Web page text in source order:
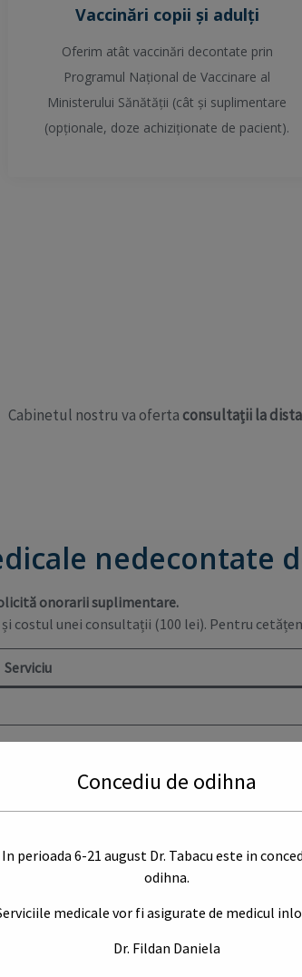
Vaccinări copii și adulți
Oferim atât vaccinări decontate prin
Programul Național de Vaccinare al
Ministerului Sănătății (cât și suplimentare
(opționale, doze achiziționate de pacient).
Cabinetul nostru va oferta consultații la
nedecontate
onorarii suplimentare.
costul unei consultații (100 lei). Pentru
Serviciu
/ neasigurati
până la orele 20
Concediu de odihna
In perioada 6-21 august Dr. Tabacu este in
odihna.
medicale vor fi asigurate de medicul
Dr. Fildan Daniela